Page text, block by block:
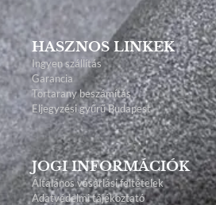
HASZNOS LINKEK
Ingyen szállítás
Garancia
Törtarany beszámítás
Eljegyzési gyűrű Budapest
JOGI INFORMÁCIÓK
Általános vásárlási feltételek
Adatvédelmi tájékoztató